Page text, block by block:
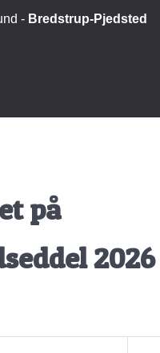
- Bredstrup-Pjedsted
på
2026